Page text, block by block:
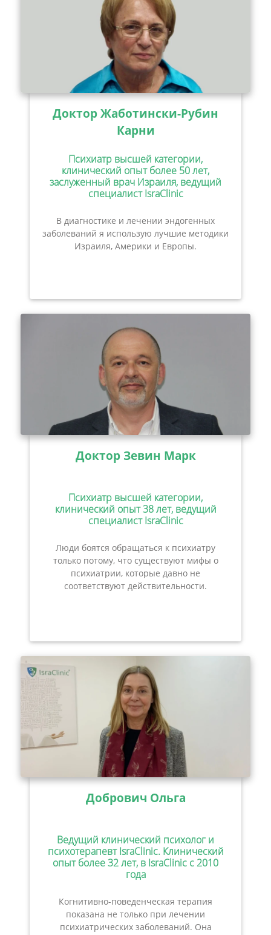
Доктор Жаботински-Рубин
Карни
Психиатр высшей категории,
клинический опыт более 50 лет,
заслуженный врач Израиля, ведущий
специалист IsraClinic
В диагностике и лечении эндогенных
заболеваний я использую лучшие методики
Израиля, Америки и Европы.
Доктор Зевин Марк
Психиатр высшей категории,
клинический опыт 38 лет, ведущий
специалист IsraClinic
Люди боятся обращаться к психиатру
только потому, что существуют мифы о
психиатрии, которые давно не
соответствуют действительности.
Добрович Ольга
Ведущий клинический психолог и
психотерапевт IsraClinic. Клинический
опыт более 32 лет, в IsraClinic с 2010
года
Когнитивно-поведенческая терапия
показана не только при лечении
психиатрических заболеваний. Она